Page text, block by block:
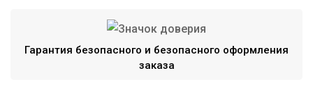
Гарантия безопасного и безопасного оформления
заказа